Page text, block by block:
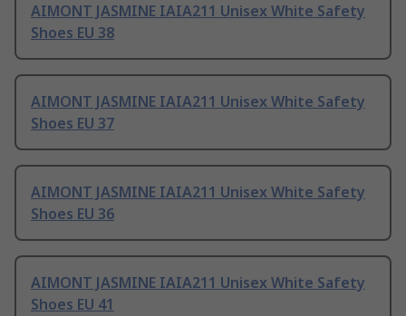
AIMONT JASMINE IAIA211 Unisex White Safety
Shoes EU 38
AIMONT JASMINE IAIA211 Unisex White Safety
Shoes EU 37
AIMONT JASMINE IAIA211 Unisex White Safety
Shoes EU 36
AIMONT JASMINE IAIA211 Unisex White Safety
Shoes EU 41